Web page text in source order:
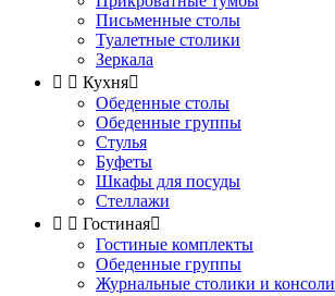
Письменные столы
Туалетные столики
Зеркала
  Кухня
Обеденные столы
Обеденные группы
Стулья
Буфеты
Шкафы для посуды
Стеллажи
  Гостиная
Гостиные комплекты
Обеденные группы
Журнальные столики и консоли